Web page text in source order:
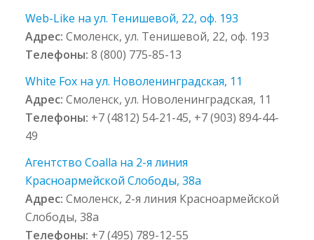
Web-Like на ул. Тенишевой, 22, оф. 193
Адрес:Смоленск, ул. Тенишевой, 22, оф. 193
Телефоны:8 (800) 775-85-13
White Fox на ул. Новоленинградская, 11
Адрес:Смоленск, ул. Новоленинградская, 11
Телефоны: +7 (4812) 54-21-45, +7 (903) 894-44-
49
Агентство Coalla на 2-я линия
Красноармейской Слободы, 38а
Адрес:Смоленск, 2-я линия Красноармейской
Слободы, 38а
Телефоны: +7 (495) 789-12-55